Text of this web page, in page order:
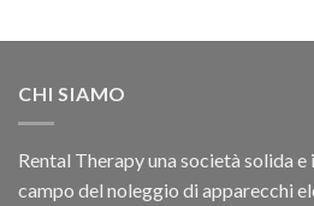
CHI SIAMO
Rental Therapy una società solida
campo del noleggio di apparecchi